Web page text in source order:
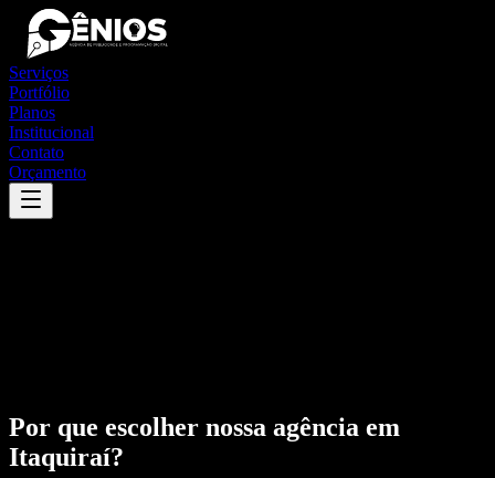
Serviços
Portfólio
Planos
Institucional
Contato
Orçamento
Por que escolher nossa agência em
Itaquiraí?